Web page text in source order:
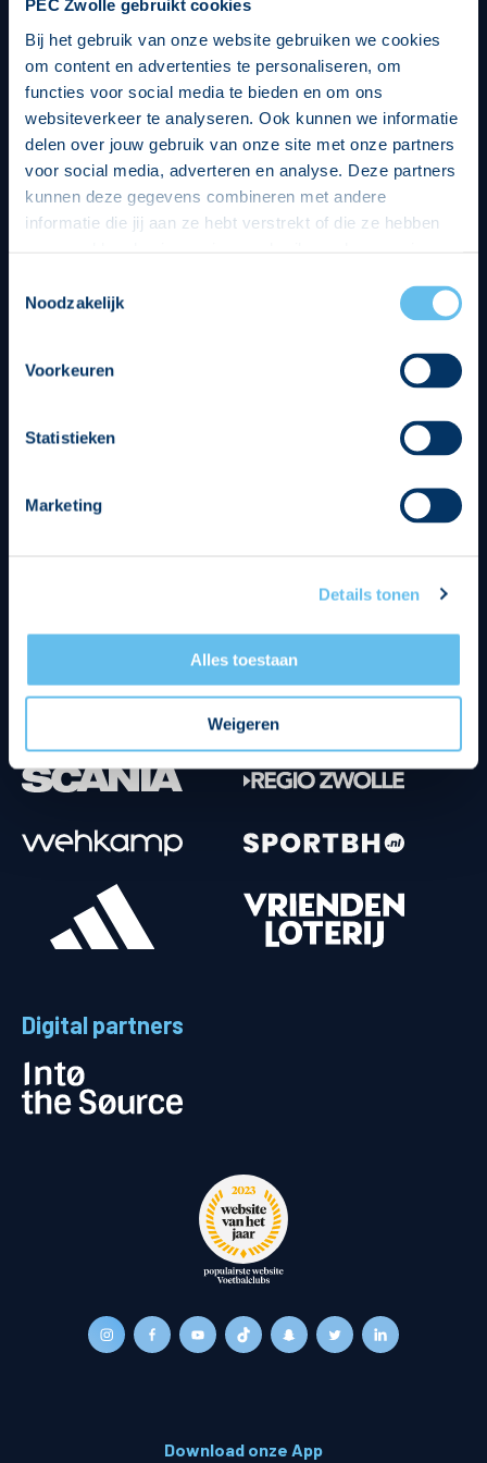
PEC Zwolle gebruikt cookies
Bij het gebruik van onze website gebruiken we cookies
om content en advertenties te personaliseren, om
functies voor social media te bieden en om ons
websiteverkeer te analyseren. Ook kunnen we informatie
delen over jouw gebruik van onze site met onze partners
voor social media, adverteren en analyse. Deze partners
kunnen deze gegevens combineren met andere
informatie die jij aan ze hebt verstrekt of die ze hebben
op een veilige en integere wijze. Je kunt je toestemming
beheren op de privacy- en cookieverklaring pagina.
Noodzakelijk
Voorkeuren
Statistieken
Marketing
Details tonen
Alles toestaan
Weigeren
Digital partners
Download onze App